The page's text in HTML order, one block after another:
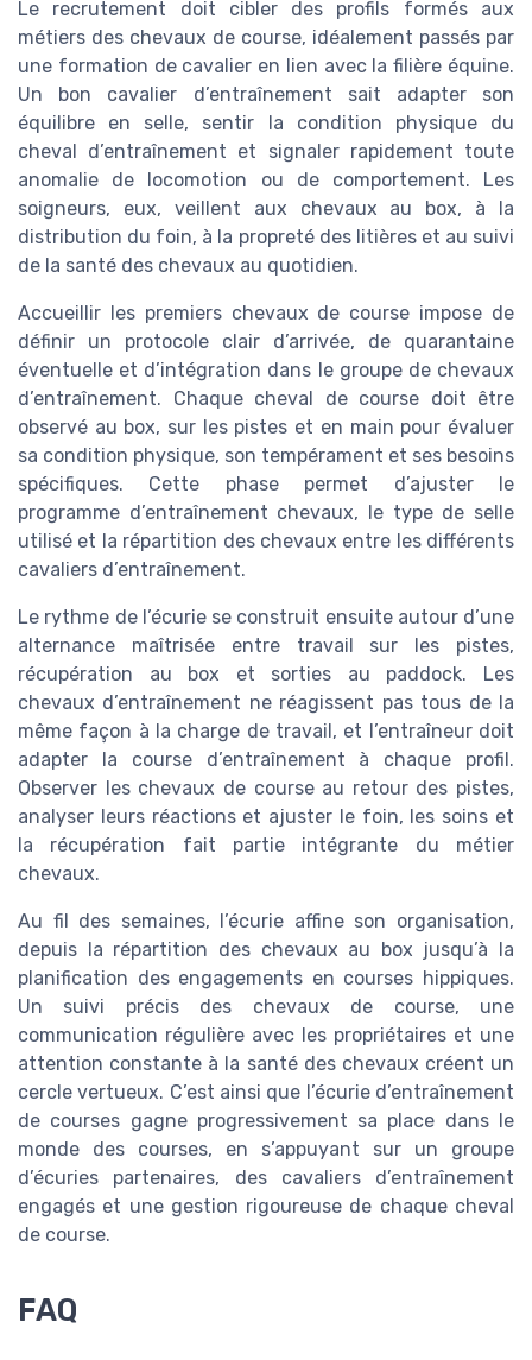
Le recrutement doit cibler des profils formés aux
métiers des chevaux de course, idéalement passés par
une formation de cavalier en lien avec la filière équine.
Un bon cavalier d’entraînement sait adapter son
équilibre en selle, sentir la condition physique du
cheval d’entraînement et signaler rapidement toute
anomalie de locomotion ou de comportement. Les
soigneurs, eux, veillent aux chevaux au box, à la
distribution du foin, à la propreté des litières et au suivi
de la santé des chevaux au quotidien.
Accueillir les premiers chevaux de course impose de
définir un protocole clair d’arrivée, de quarantaine
éventuelle et d’intégration dans le groupe de chevaux
d’entraînement. Chaque cheval de course doit être
observé au box, sur les pistes et en main pour évaluer
sa condition physique, son tempérament et ses besoins
spécifiques. Cette phase permet d’ajuster le
programme d’entraînement chevaux, le type de selle
utilisé et la répartition des chevaux entre les différents
cavaliers d’entraînement.
Le rythme de l’écurie se construit ensuite autour d’une
alternance maîtrisée entre travail sur les pistes,
récupération au box et sorties au paddock. Les
chevaux d’entraînement ne réagissent pas tous de la
même façon à la charge de travail, et l’entraîneur doit
adapter la course d’entraînement à chaque profil.
Observer les chevaux de course au retour des pistes,
analyser leurs réactions et ajuster le foin, les soins et
la récupération fait partie intégrante du métier
chevaux.
Au fil des semaines, l’écurie affine son organisation,
depuis la répartition des chevaux au box jusqu’à la
planification des engagements en courses hippiques.
Un suivi précis des chevaux de course, une
communication régulière avec les propriétaires et une
attention constante à la santé des chevaux créent un
cercle vertueux. C’est ainsi que l’écurie d’entraînement
de courses gagne progressivement sa place dans le
monde des courses, en s’appuyant sur un groupe
d’écuries partenaires, des cavaliers d’entraînement
engagés et une gestion rigoureuse de chaque cheval
de course.
FAQ